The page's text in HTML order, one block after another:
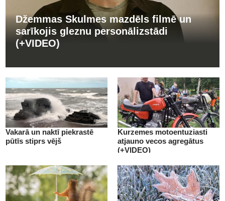
Džemmas Skulmes mazdēls filmē un
sarīkojis gleznu personālizstādi
(+VIDEO)
Vakarā un naktī piekrastē
pūtīs stiprs vējš
Kurzemes motoentuziasti
atjauno vecos agregātus
(+VIDEO)